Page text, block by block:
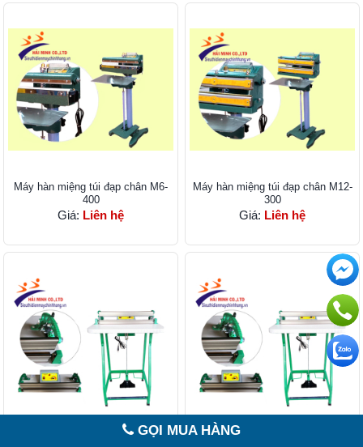
Máy hàn miệng túi đạp chân M6-
400
Giá: Liên hệ
Máy hàn miệng túi đạp chân M12-
300
Giá: Liên hệ
Máy hàn miệng túi M2 Máy hàn miệng túi M2 – Tăng đơ
GỌI MUA HÀNG